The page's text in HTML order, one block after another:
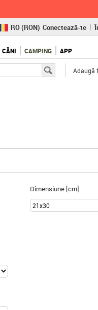
(KČ)
SK(€)
RO(RON) Conectează-te
CĂNI CAMPING APP
Adaugă
Dimensiune [cm]: